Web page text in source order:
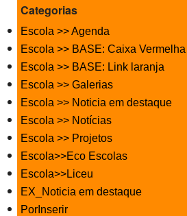
Categorias
Escola >> Agenda
Escola >> BASE: Caixa Vermelha
Escola >> BASE: Link laranja
Escola >> Galerias
Escola >> Noticia em destaque
Escola >> Notícias
Escola >> Projetos
Escola>>Eco Escolas
Escola>>Liceu
EX_Noticia em destaque
PorInserir